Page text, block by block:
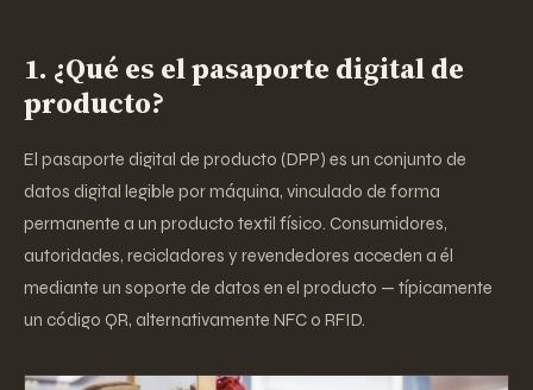
1. ¿Qué es el pasaporte digital de
producto?
El pasaporte digital de producto (DPP) es un conjunto de
datos digital legible por máquina, vinculado de forma
permanente a un producto textil físico. Consumidores,
autoridades, recicladores y revendedores acceden a él
mediante un soporte de datos en el producto — típicamente
un código QR, alternativamente NFC o RFID.